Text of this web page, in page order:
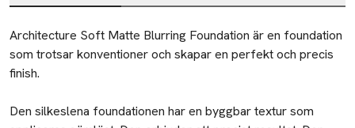
Beskrivning
Architecture Soft Matte Blurring Foundation är en foundation
som trotsar konventioner och skapar en perfekt och precis
finish.
Den silkeslena foundationen har en byggbar textur som